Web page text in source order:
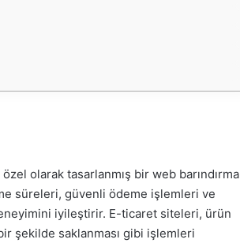
olarak tasarlanmış bir web barındırma
süreleri, güvenli ödeme işlemleri ve
iyileştirir. E-ticaret siteleri, ürün
şekilde saklanması gibi işlemleri